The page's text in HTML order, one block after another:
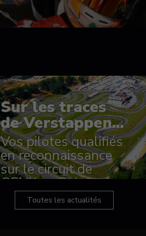
Sur les traces
de Verstappen...
Vos pilotes qualifiés
en reconnaissance
sur le circuit de
GENK en Belgique
Toutes les actualités